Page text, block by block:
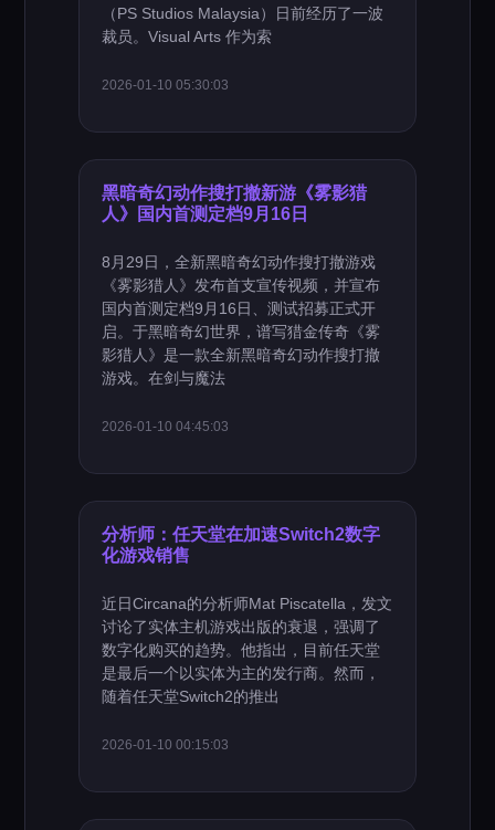
（PS Studios Malaysia）日前经历了一波
裁员。Visual Arts 作为索
2026-01-10 05:30:03
黑暗奇幻动作搜打撤新游《雾影猎
人》国内首测定档9月16日
8月29日，全新黑暗奇幻动作搜打撤游戏
《雾影猎人》发布首支宣传视频，并宣布
国内首测定档9月16日、测试招募正式开
启。于黑暗奇幻世界，谱写猎金传奇《雾
影猎人》是一款全新黑暗奇幻动作搜打撤
游戏。在剑与魔法
2026-01-10 04:45:03
分析师：任天堂在加速Switch2数字
化游戏销售
近日Circana的分析师Mat Piscatella，发文
讨论了实体主机游戏出版的衰退，强调了
数字化购买的趋势。他指出，目前任天堂
是最后一个以实体为主的发行商。然而，
随着任天堂Switch2的推出
2026-01-10 00:15:03